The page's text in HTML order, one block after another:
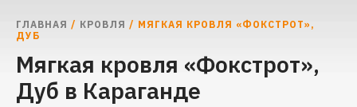
ГЛАВНАЯ / КРОВЛЯ / МЯГКАЯ КРОВЛЯ «ФОКСТРОТ»,
ДУБ
Мягкая кровля «Фокстрот»,
Дуб в Караганде